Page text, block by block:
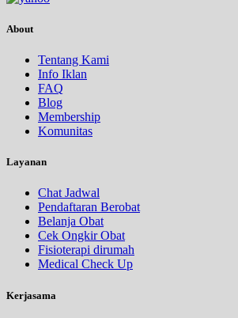
About
Tentang Kami
Info Iklan
FAQ
Blog
Membership
Komunitas
Layanan
Chat Jadwal
Pendaftaran Berobat
Belanja Obat
Cek Ongkir Obat
Fisioterapi dirumah
Medical Check Up
Kerjasama